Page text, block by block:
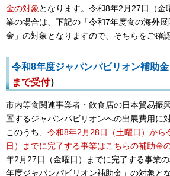
金の対象 となります。令和8年2月27日（金
業の場合は、下記の「令和7年度食の海外
金」の対象となりますので、そちらをご確
令和8年度ジャパンパビリオン補助金
まで受付）
市内等食関連事業者・飲食店の日本貿易振
置するジャパンパビリオンへの出展費用に
このうち、 令和8年2月28日（土曜日）から
日）までに完了する事業はこちらの補助金
年2月27日（金曜日）までに完了する事業
年度ジャパンパビリオン補助金」の対象と